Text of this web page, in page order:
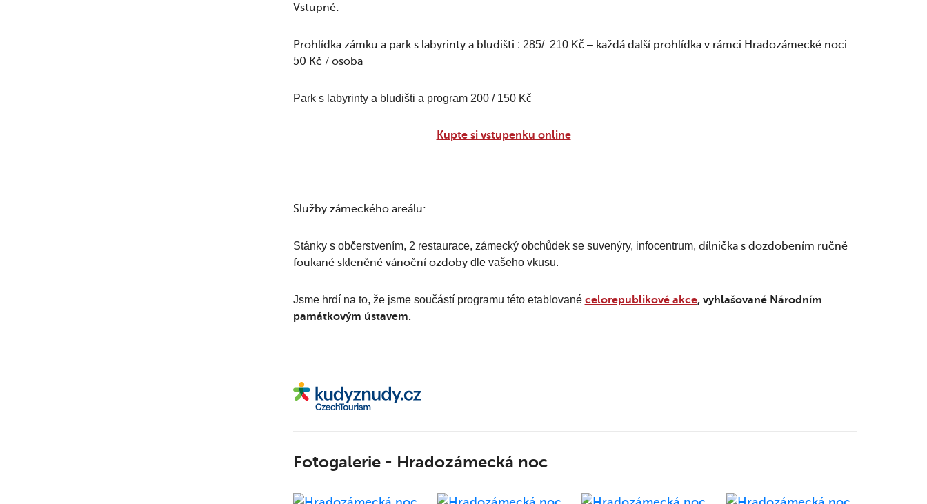
Vstupné:
Prohlídka zámku a park s labyrinty a bludišti : 285/ 210 Kč – každá další prohlídka v rámci Hradozámecké noci
50 Kč / osoba
Park s labyrinty a bludišti a program 200 / 150 Kč
Kupte si vstupenku online
Služby zámeckého areálu:
Stánky s občerstvením, 2 restaurace, zámecký obchůdek se suvenýry, infocentrum, dílnička s dozdobením ručně
foukané skleněné vánoční ozdoby dle vašeho vkusu.
Jsme hrdí na to, že jsme součástí programu této etablované celorepublikové akce, vyhlašované Národním
památkovým ústavem.
Fotogalerie - Hradozámecká noc